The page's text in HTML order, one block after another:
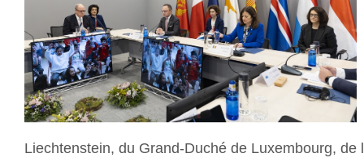
Liechtenstein, du Grand-Duché de Luxembourg, de